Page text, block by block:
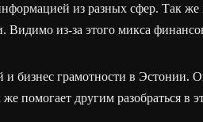
из разных сфер. Так
из-за этого микса
бизнес грамотности в Эстонии.
помогает другим разобраться